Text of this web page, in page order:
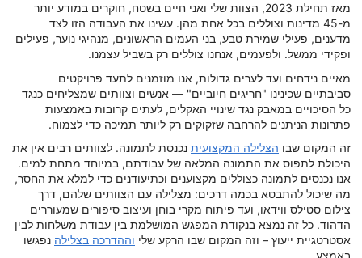
מאז תחילת 2023, הצוות שלי ואני חיים בשטח, חוקרים במודע יותר
מ-45 מדינות וצוללים בכל אחת מהן. עשינו את העבודה הזו לצד
מדענים, פעילי שמירת טבע, בני העמים הראשונים, מנהיגי נוער, פעילים
ופקידי ממשל. ולפעמים, אנחנו צוללים רק בשביל עצמנו.
מאיים נידחים ועד לערים גדולות, אנו מוזמנים לתעד פרויקטים
סביבתיים שכינינו "חריגים חיוביים" — אנשים וצוותים שמצליחים כנגד
כל הסיכויים במאבק נגד שינויי האקלים, לעתים קרובות באמצעות
פתרונות הניתנים להרחבה שזקוקים רק ליותר תמיכה כדי לצמוח.
זה המקום שבו הצלילה המקצועית נכנסת לתמונה. לצוותים רבים אין את
היכולת לתפוס את התמונה המלאה של עבודתם, במיוחד מתחת למים.
אנו נכנסים לתמונה כצוללים מקצוענים וכתיעודנים כדי למלא את החסר,
מה שיכול להתבטא בכמה דרכים: מצלילה עם הצוותים שלהם, דרך
צילום סטילס ווידאו, ועד פיתוח מקרי בוחן ועיצוב סיפורים שמעוררים
הדהוד. כל זה נמצא בנקודת המפגש המושלמת בין עבודת משלחות לבין
אסטרטגיית ייעוץ – וזה המקום שבו הרקע שלי וההדרכה בצלילה נפגשו